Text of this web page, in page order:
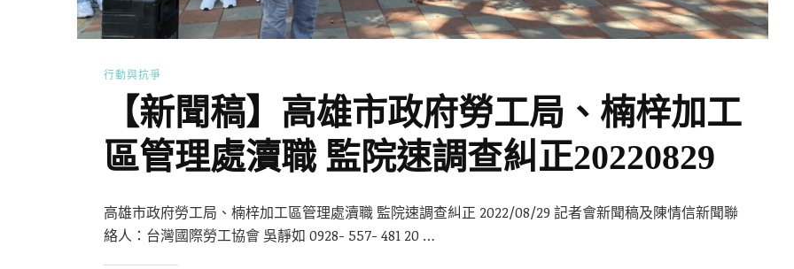
行動與抗爭
【新聞稿】高雄市政府勞工局、楠梓加工
區管理處瀆職 監院速調查糾正20220829
高雄市政府勞工局、楠梓加工區管理處瀆職 監院速調查糾正 2022/08/29 記者會新聞稿及陳情信新聞聯
絡人：台灣國際勞工協會 吳靜如 0928- 557- 481 20 …